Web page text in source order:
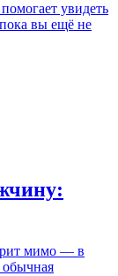
увидеть
вы ещё не
мимо — в
обычная